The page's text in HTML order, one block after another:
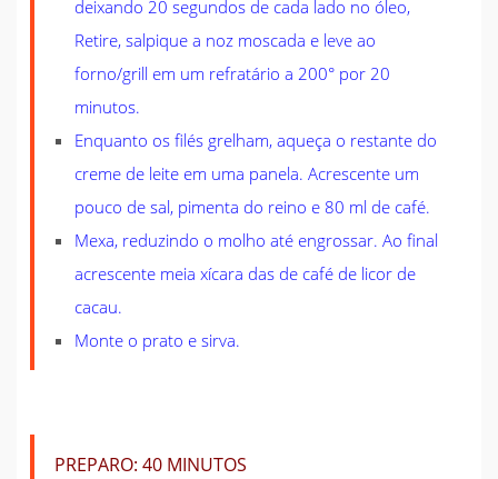
deixando 20 segundos de cada lado no óleo,
Retire, salpique a noz moscada e leve ao
forno/grill em um refratário a 200° por 20
minutos.
Enquanto os filés grelham, aqueça o restante do
creme de leite em uma panela. Acrescente um
pouco de sal, pimenta do reino e 80 ml de café.
Mexa, reduzindo o molho até engrossar. Ao final
acrescente meia xícara das de café de licor de
cacau.
Monte o prato e sirva.
PREPARO: 40 MINUTOS